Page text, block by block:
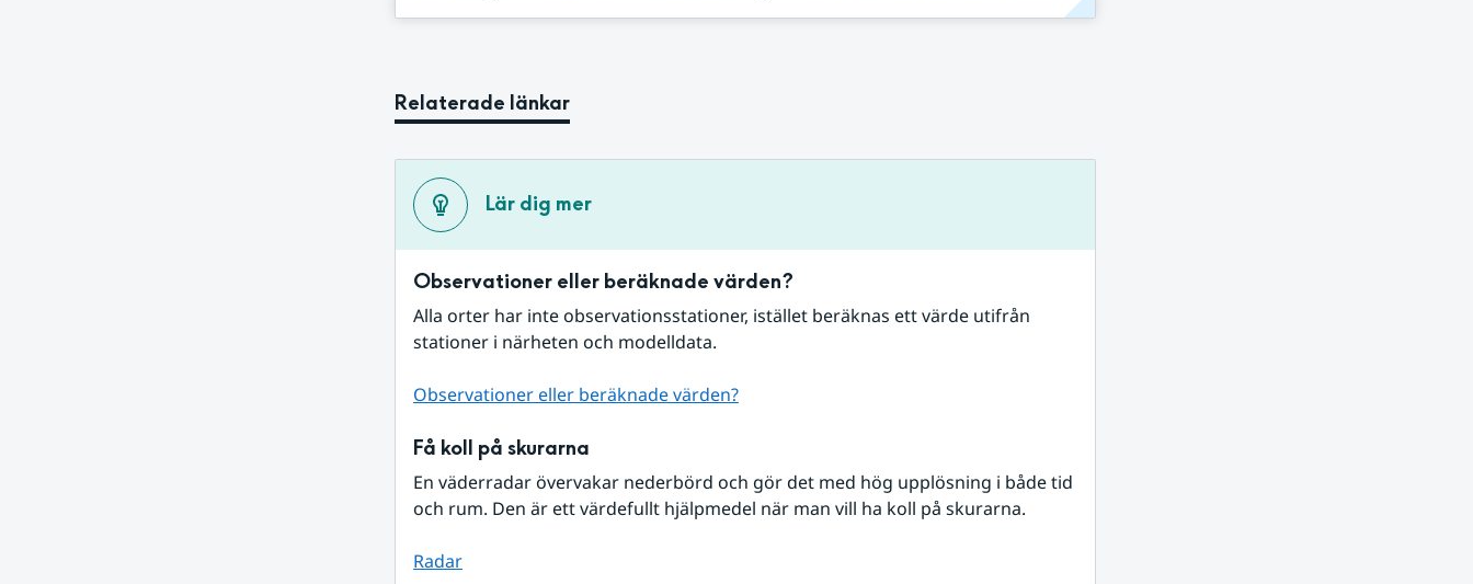
Relaterade länkar
Lär dig mer
Observationer eller beräknade värden?
Alla orter har inte observationsstationer, istället beräknas ett värde utifrån
stationer i närheten och modelldata.
Observationer eller beräknade värden?
Få koll på skurarna
En väderradar övervakar nederbörd och gör det med hög upplösning i både tid
och rum. Den är ett värdefullt hjälpmedel när man vill ha koll på skurarna.
Radar